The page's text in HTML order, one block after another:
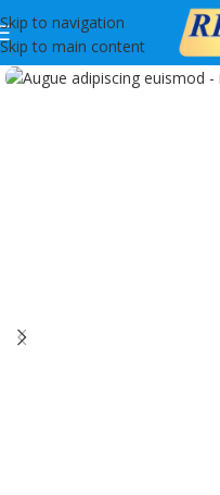
Skip to navigation
Skip to main content